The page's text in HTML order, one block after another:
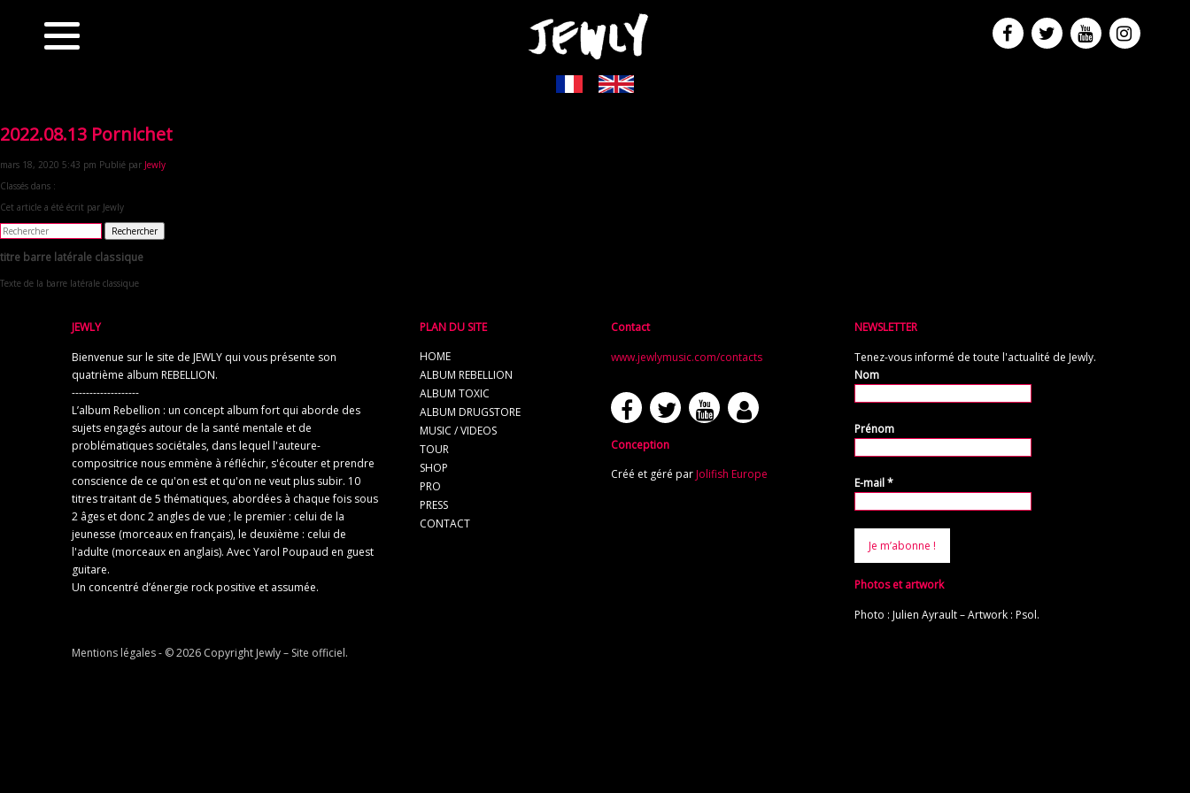
2022.08.13 Pornichet
mars 18, 2020 5:43 pm Publié par Jewly
Classés dans :
Cet article a été écrit par Jewly
Rechercher
titre barre latérale classique
Texte de la barre latérale classique
JEWLY
Bienvenue sur le site de JEWLY qui vous présente son
quatrième album REBELLION.
-------------------
L’album Rebellion : un concept album fort qui aborde des
sujets engagés autour de la santé mentale et de
problématiques sociétales, dans lequel l'auteure-
compositrice nous emmène à réfléchir, s'écouter et prendre
conscience de ce qu'on est et qu'on ne veut plus subir. 10
titres traitant de 5 thématiques, abordées à chaque fois sous
2 âges et donc 2 angles de vue ; le premier : celui de la
jeunesse (morceaux en français), le deuxième : celui de
l'adulte (morceaux en anglais). Avec Yarol Poupaud en guest
guitare.
Un concentré d’énergie rock positive et assumée.
PLAN DU SITE
HOME
ALBUM REBELLION
ALBUM TOXIC
ALBUM DRUGSTORE
MUSIC / VIDEOS
TOUR
SHOP
PRO
PRESS
CONTACT
Contact
www.jewlymusic.com/contacts
Conception
Créé et géré par Jolifish Europe
NEWSLETTER
Tenez-vous informé de toute l'actualité de Jewly.
Nom
Prénom
E-mail*
Photos et artwork
Photo : Julien Ayrault – Artwork : Psol.
Mentions légales- © 2026 Copyright Jewly – Site officiel.